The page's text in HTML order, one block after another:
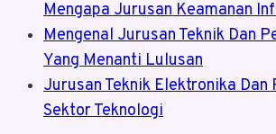
Mengapa Jurusan Keamanan
Mengenal Jurusan Teknik Dan
Yang Menanti Lulusan
Jurusan Teknik Elektronika Dan
Sektor Teknologi